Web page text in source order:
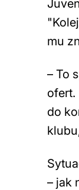
mu
– To
ofert.
do
– jak